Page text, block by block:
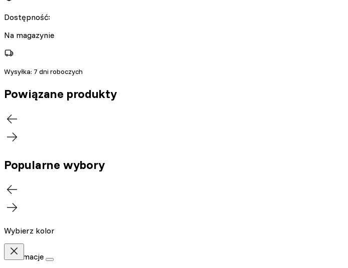
Dostępność:
Na magazynie
Wysyłka: 7 dni roboczych
Powiązane produkty
Popularne wybory
Wybierz kolor
Informacje